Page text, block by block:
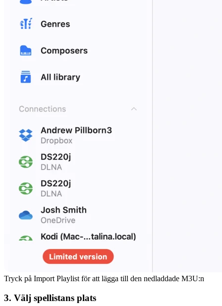
Tryck på Import Playlist för att lägga till den nedladdade M3U:n
3. Välj spellistans plats